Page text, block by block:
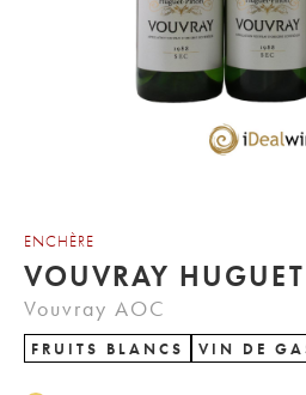
ENCHÈRE
VOUVRAY
Vouvray AOC
FRUITS BLANCS VIN DE